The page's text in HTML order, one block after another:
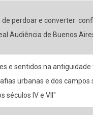
de perdoar e converter:
Audiência de Buenos
e sentidos na
urbanas e dos campos
séculos IV e VII"